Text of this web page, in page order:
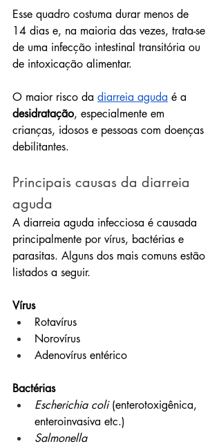
Esse quadro costuma durar menos de
14 dias e, na maioria das vezes, trata-se
de uma infecção intestinal transitória ou
de intoxicação alimentar.
O maior risco da diarreia aguda é a
desidratação, especialmente em
crianças, idosos e pessoas com doenças
debilitantes.
Principais causas da diarreia
aguda
A diarreia aguda infecciosa é causada
principalmente por vírus, bactérias e
parasitas. Alguns dos mais comuns estão
listados a seguir.
Vírus
Rotavírus
Norovírus
Adenovírus entérico
Bactérias
Escherichia coli (enterotoxigênica,
enteroinvasiva etc.)
Salmonella